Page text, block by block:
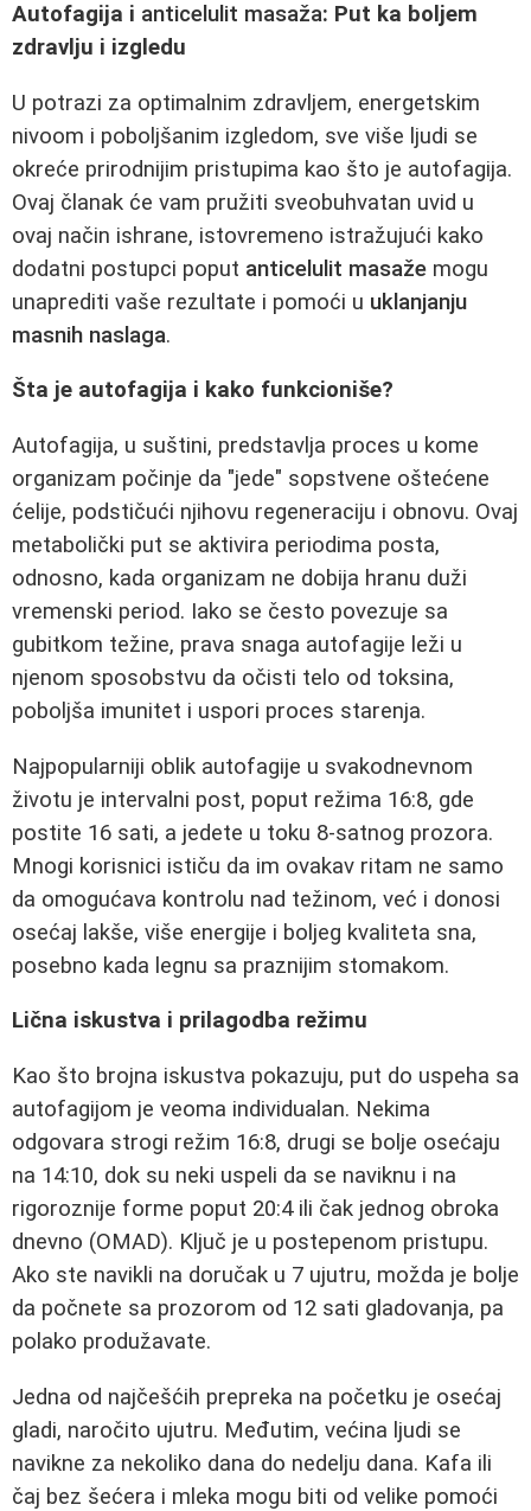
Autofagija i anticelulit masaža: Put ka boljem
zdravlju i izgledu
U potrazi za optimalnim zdravljem, energetskim
nivoom i poboljšanim izgledom, sve više ljudi se
okreće prirodnijim pristupima kao što je autofagija.
Ovaj članak će vam pružiti sveobuhvatan uvid u
ovaj način ishrane, istovremeno istražujući kako
dodatni postupci poput anticelulit masaže mogu
unaprediti vaše rezultate i pomoći u uklanjanju
masnih naslaga.
Šta je autofagija i kako funkcioniše?
Autofagija, u suštini, predstavlja proces u kome
organizam počinje da "jede" sopstvene oštećene
ćelije, podstičući njihovu regeneraciju i obnovu. Ovaj
metabolički put se aktivira periodima posta,
odnosno, kada organizam ne dobija hranu duži
vremenski period. Iako se često povezuje sa
gubitkom težine, prava snaga autofagije leži u
njenom sposobstvu da očisti telo od toksina,
poboljša imunitet i uspori proces starenja.
Najpopularniji oblik autofagije u svakodnevnom
životu je intervalni post, poput režima 16:8, gde
postite 16 sati, a jedete u toku 8-satnog prozora.
Mnogi korisnici ističu da im ovakav ritam ne samo
da omogućava kontrolu nad težinom, već i donosi
osećaj lakše, više energije i boljeg kvaliteta sna,
posebno kada legnu sa praznijim stomakom.
Lična iskustva i prilagodba režimu
Kao što brojna iskustva pokazuju, put do uspeha sa
autofagijom je veoma individualan. Nekima
odgovara strogi režim 16:8, drugi se bolje osećaju
na 14:10, dok su neki uspeli da se naviknu i na
rigoroznije forme poput 20:4 ili čak jednog obroka
dnevno (OMAD). Ključ je u postepenom pristupu.
Ako ste navikli na doručak u 7 ujutru, možda je bolje
da počnete sa prozorom od 12 sati gladovanja, pa
polako produžavate.
Jedna od najčešćih prepreka na početku je osećaj
gladi, naročito ujutru. Međutim, većina ljudi se
navikne za nekoliko dana do nedelju dana. Kafa ili
čaj bez šećera i mleka mogu biti od velike pomoći